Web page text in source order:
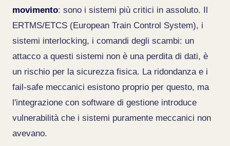
movimento: sono i sistemi più critici in assoluto. Il
ERTMS/ETCS (European Train Control System), i
sistemi interlocking, i comandi degli scambi: un
attacco a questi sistemi non è una perdita di dati, è
un rischio per la sicurezza fisica. La ridondanza e i
fail-safe meccanici esistono proprio per questo, ma
l'integrazione con software di gestione introduce
vulnerabilità che i sistemi puramente meccanici non
avevano.